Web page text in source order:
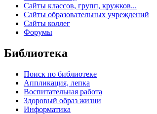
Сайты классов, групп, кружков...
Сайты образовательных учреждений
Сайты коллег
Форумы
Библиотека
Поиск по библиотеке
Аппликация, лепка
Воспитательная работа
Здоровый образ жизни
Информатика